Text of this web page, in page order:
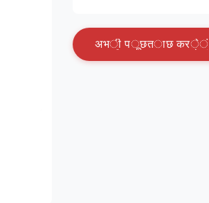
अभी पूछताछ करें